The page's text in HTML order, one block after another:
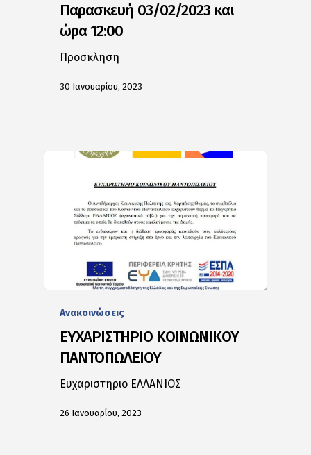
Παρασκευή 03/02/2023 και
ώρα 12:00
Προσκληση
30 Ιανουαρίου, 2023
Ανακοινώσεις
ΕΥΧΑΡΙΣΤΗΡΙΟ ΚΟΙΝΩΝΙΚΟΥ
ΠΑΝΤΟΠΩΛΕΙΟΥ
Ευχαριστηριο ΕΛΛΑΝΙΟΣ
26 Ιανουαρίου, 2023